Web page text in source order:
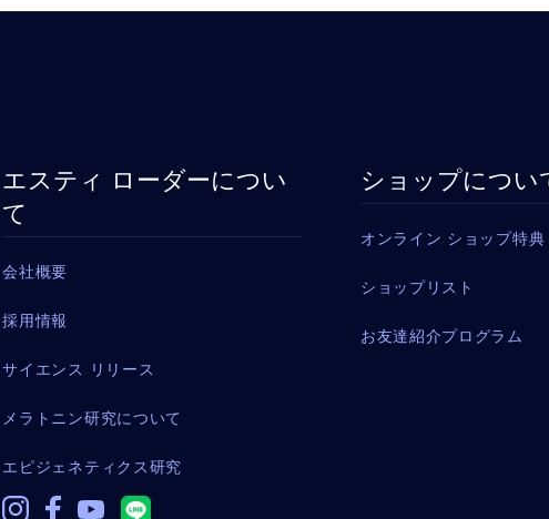
エスティ ローダーについ
て
会社概要
採用情報
サイエンス リリース
メラトニン研究について
エピジェネティクス研究
ショップについ
オンライン ショップ特典
ショップリスト
お友達紹介プログラム